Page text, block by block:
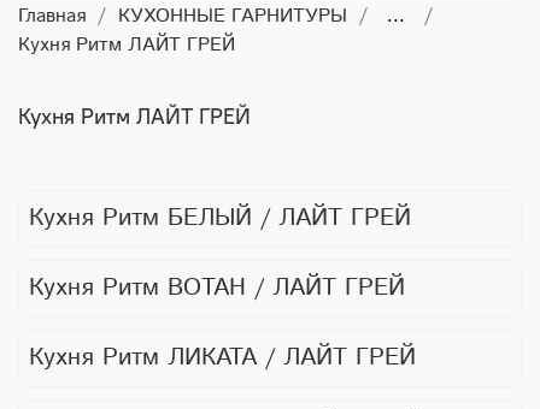
Главная КУХОННЫЕ ГАРНИТУРЫ
...
Кухня Ритм ЛАЙТ ГРЕЙ
Кухня Ритм ЛАЙТ ГРЕЙ
Кухня Ритм БЕЛЫЙ / ЛАЙТ ГРЕЙ
Кухня Ритм ВОТАН / ЛАЙТ ГРЕЙ
Кухня Ритм ЛИКАТА / ЛАЙТ ГРЕЙ